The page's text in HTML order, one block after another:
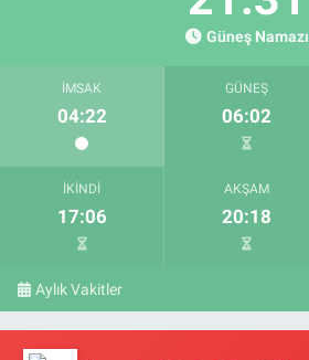
Güneş Namazı
İMSAK
04:22
GÜNEŞ
06:02
İKINDI
17:06
AKŞAM
20:18
Aylık Vakitler